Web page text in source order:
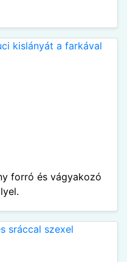
forró és vágyakozó